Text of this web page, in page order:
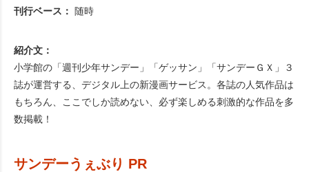
刊行ベース： 随時
紹介文：
小学館の「週刊少年サンデー」「ゲッサン」「サンデーＧＸ」３
誌が運営する、デジタル上の新漫画サービス。各誌の人気作品は
もちろん、ここでしか読めない、必ず楽しめる刺激的な作品を多
数掲載！
サンデーうぇぶり PR